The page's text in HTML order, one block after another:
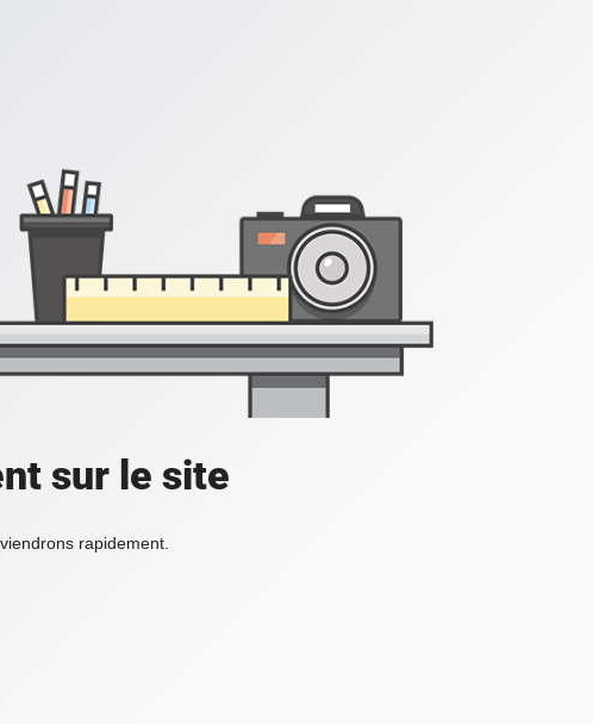
sur le site
rapidement.